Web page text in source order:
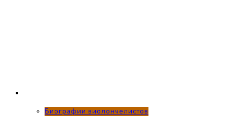
Биографии виолончелистов